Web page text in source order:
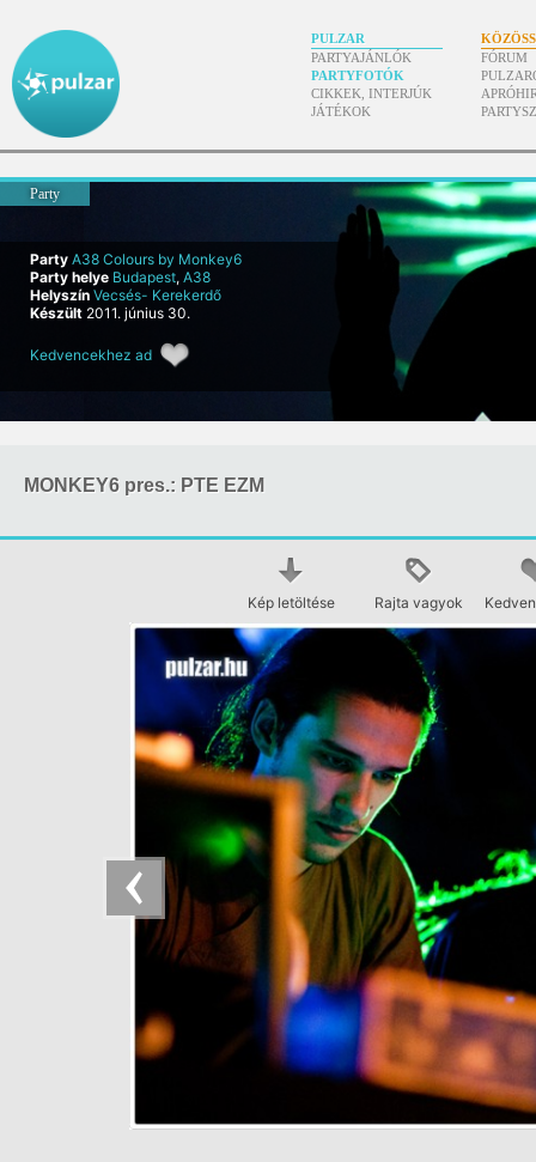
PULZAR
PARTYAJÁNLÓK
PARTYFOTÓK
CIKKEK, INTERJÚK
JÁTÉKOK
FÓRUM
Party
Party A38 Colours by Monkey6
Party helye Budapest, A38
Helyszín Vecsés- Kerekerdő
Készült 2011. június 30.
Kedvencekhez ad
MONKEY6 pres.: PTE EZM
Kép letöltése Rajta vagyok